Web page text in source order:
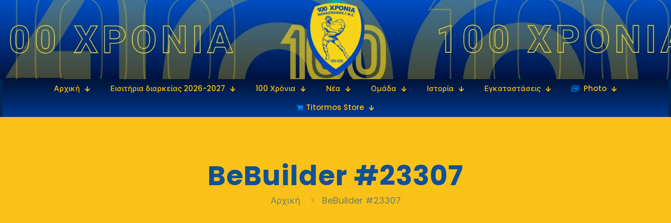
Αρχική Εισιτήρια διαρκείας 2026-2027 100 Χρόνια Νέα Ομάδα Ιστορία Εγκαταστάσεις
‎‏‏‎ ‎Photo
Titormos Store
BeBuilder #23307
Αρχική BeBuilder #23307